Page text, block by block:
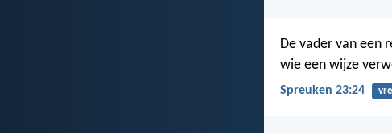
De vader van een
wie een wijze
Spreuken 23:24